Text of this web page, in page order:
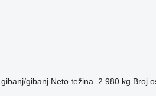
gibanj/gibanj Neto težina 2.980 kg Broj